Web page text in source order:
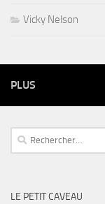
Vicky Nelson
PLUS
Rechercher :
LE PETIT CAVEAU